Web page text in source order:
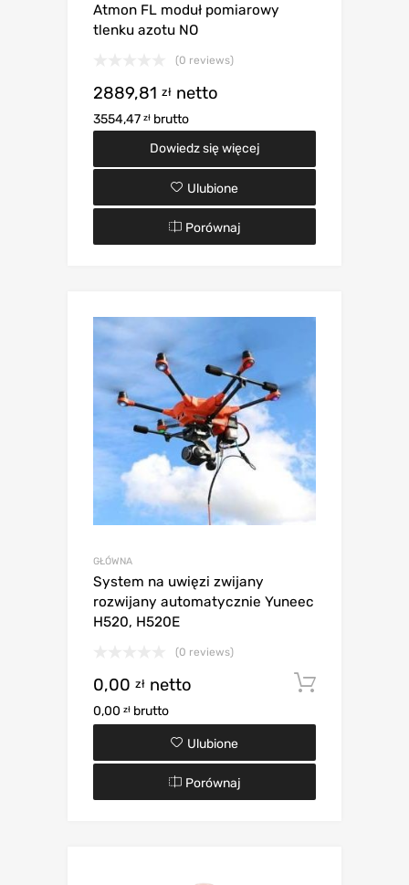
Atmon FL moduł pomiarowy
tlenku azotu NO
(0 reviews)
2889,81 zł netto
3554,47 zł brutto
Dowiedz się więcej
Ulubione
Porównaj
GŁÓWNA
System na uwięzi zwijany
rozwijany automatycznie Yuneec
H520, H520E
(0 reviews)
0,00 zł netto
0,00 zł brutto
Ulubione
Porównaj